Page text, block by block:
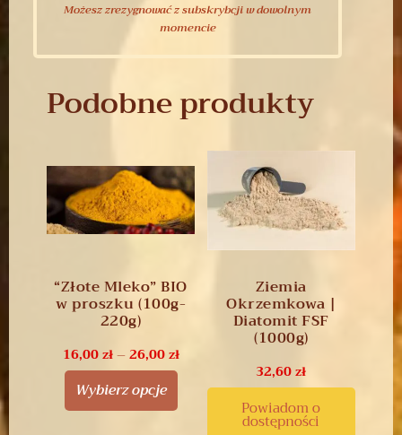
Możesz zrezygnować z subskrybcji w dowolnym
momencie
Podobne produkty
“Złote Mleko” BIO
w proszku (100g-
220g)
16,00zł–26,00zł
Wybierz opcje
Ziemia
Okrzemkowa |
Diatomit FSF
(1000g)
32,60zł
Powiadom o
dostępności